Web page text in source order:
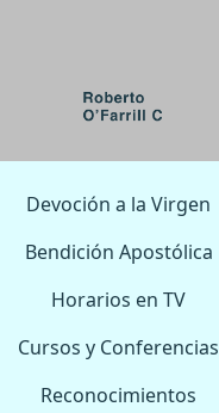
Devoción a la Virgen
Bendición Apostólica
Horarios en TV
Cursos y Conferencias
Reconocimientos